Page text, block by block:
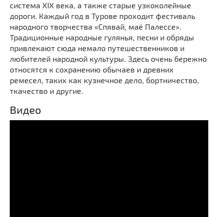
система XIX века, а также старые узкоколейные
дороги. Каждый год в Турове проходит фестиваль
народного творчества «Спявай, маё Палессе».
Традиционные народные гулянья, песни и обряды
привлекают сюда немало путешественников и
любителей народной культуры. Здесь очень бережно
относятся к сохранению обычаев и древних
ремесел, таких как кузнечное дело, бортничество,
ткачество и другие.
Видео